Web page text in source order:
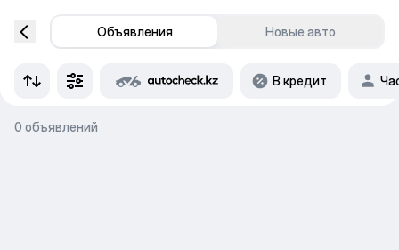
Объявления Новые авто
В кредит
0 объявлений